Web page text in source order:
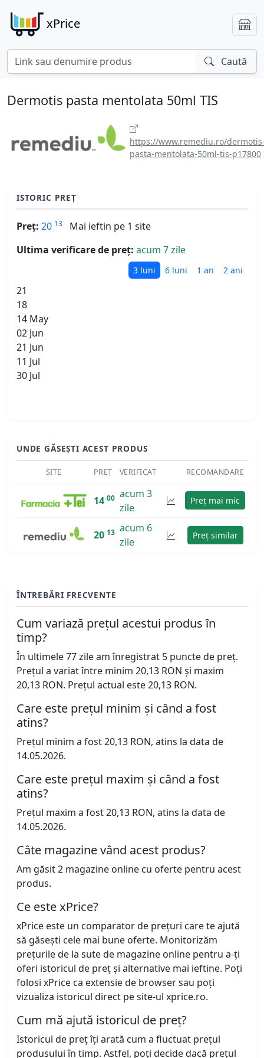
xPrice
Caută
Dermotis pasta mentolata 50ml TIS
https://www.remediu.ro/
pasta-mentolata-50ml-tis-p17800
ISTORIC PREȚ
Preț: 20 13
Mai ieftin pe 1 site
Ultima verificare de preț: acum 7 zile
3 luni 6 luni 1 an 2 ani
21
18
14 May
02 Jun
21 Jun
11 Jul
30 Jul
UNDE GĂSEȘTI ACEST PRODUS
SITE PREȚ VERIFICAT RECOMANDARE
14 00 acum 3
zile
Preț mai mic
20 13 acum 6
zile
Preț similar
ÎNTREBĂRI FRECVENTE
Cum variază prețul acestui produs în
timp?
În ultimele 77 zile am înregistrat 5 puncte de preț.
Prețul a variat între minim 20,13 RON și maxim
20,13 RON. Prețul actual este 20,13 RON.
Care este prețul minim și când a fost
atins?
Prețul minim a fost 20,13 RON, atins la data de
14.05.2026.
Care este prețul maxim și când a fost
atins?
Prețul maxim a fost 20,13 RON, atins la data de
14.05.2026.
Câte magazine vând acest produs?
Am găsit 2 magazine online cu oferte pentru acest
produs.
Ce este xPrice?
xPrice este un comparator de prețuri care te ajută
să găsești cele mai bune oferte. Monitorizăm
prețurile de la sute de magazine online pentru a-ți
oferi istoricul de preț și alternative mai ieftine. Poți
folosi xPrice ca extensie de browser sau poți
vizualiza istoricul direct pe site-ul xprice.ro.
Cum mă ajută istoricul de preț?
Istoricul de preț îți arată cum a fluctuat prețul
produsului în timp. Astfel, poți decide dacă prețul